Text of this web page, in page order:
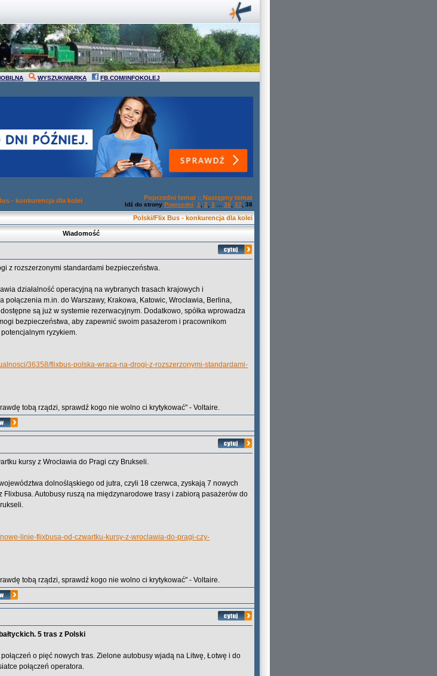
WYSZUKIWARKA FB.COM/INFOKOLEJ
- konkurencja dla kolei Poprzedni temat :: Następny temat
Idź do strony Poprzedni 1 2 3 36 37 38
Polski/Flix Bus - konkurencja dla kolei
Wiadomość
z rozszerzonymi standardami bezpieczeństwa.
działalność operacyjną na wybranych trasach krajowych i
połączenia m.in. do Warszawy, Krakowa, Katowic, Wrocławia, Berlina,
są już w systemie rezerwacyjnym. Dodatkowo, spółka wprowadza
bezpieczeństwa, aby zapewnić swoim pasażerom i pracownikom
ryzykiem.
36358/flixbus-polska-wraca-na-drogi-z-rozszerzonymi-standardami-
tobą rządzi, sprawdź kogo nie wolno ci krytykować" - Voltaire.
kursy z Wrocławia do Pragi czy Brukseli.
dolnośląskiego od jutra, czyli 18 czerwca, zyskają 7 nowych
Flixbusa. Autobusy ruszą na międzynarodowe trasy i zabiorą pasażerów do
linie-flixbusa-od-czwartku-kursy-z-wroclawia-do-pragi-czy-
tobą rządzi, sprawdź kogo nie wolno ci krytykować" - Voltaire.
5 tras z Polski
o pięć nowych tras. Zielone autobusy wjadą na Litwę, Łotwę i do
połączeń operatora.